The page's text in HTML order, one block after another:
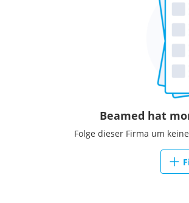
Beamed hat
Folge dieser Firma um